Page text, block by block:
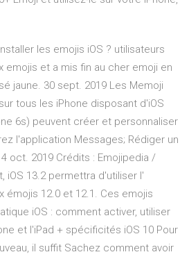
les emojis iOS ? utilisateurs
emojis et a mis fin au cher emoji en
jaune. 30 sept. 2019 Les Memoji
tous les iPhone disposant d'iOS
6s) peuvent créer et personnaliser
l'application Messages; Rédiger un
oct. 2019 Crédits : Emojipedia /
iOS 13.2 permettra d'utiliser l'
émojis 12.0 et 12.1. Ces emojis
iOS : comment activer, utiliser
et l'iPad + spécificités iOS 10 Pour
il suffit Sachez comment avoir